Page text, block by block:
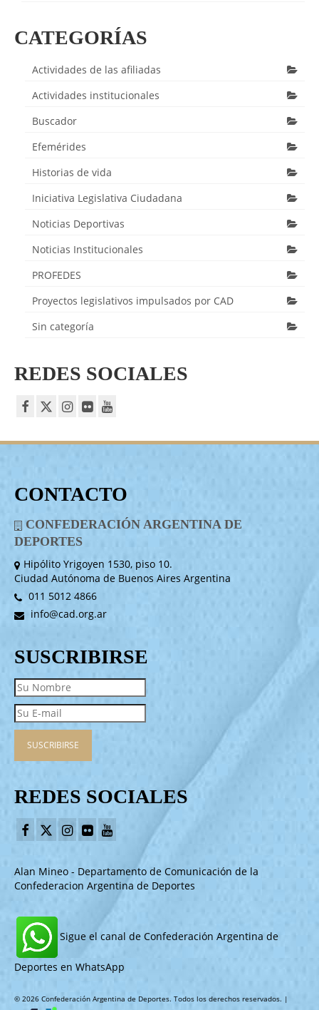
CATEGORÍAS
Actividades de las afiliadas
Actividades institucionales
Buscador
Efemérides
Historias de vida
Iniciativa Legislativa Ciudadana
Noticias Deportivas
Noticias Institucionales
PROFEDES
Proyectos legislativos impulsados por CAD
Sin categoría
REDES SOCIALES
CONTACTO
CONFEDERACIÓN ARGENTINA DE
DEPORTES
Hipólito Yrigoyen 1530, piso 10.
Ciudad Autónoma de Buenos Aires Argentina
011 5012 4866
info@cad.org.ar
SUSCRIBIRSE
REDES SOCIALES
Alan Mineo - Departamento de Comunicación de la
Confederacion Argentina de Deportes
Sigue el canal de Confederación Argentina de
Deportes en WhatsApp
© 2026 Confederación Argentina de Deportes. Todos los derechos reservados. |